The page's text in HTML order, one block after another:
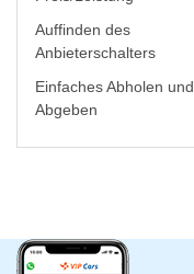
Auffinden des
Anbieterschalters
Einfaches Abholen und
Abgeben